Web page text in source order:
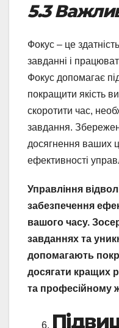
5.3
Фокус – це
завданні і
Фокус допомагає
покращити якість
скоротити час,
завдання.
досягнення ваших
ефективності
Управління
забезпечення
вашого часу.
завданнях та
допомагають
досягати кращих
та професійному